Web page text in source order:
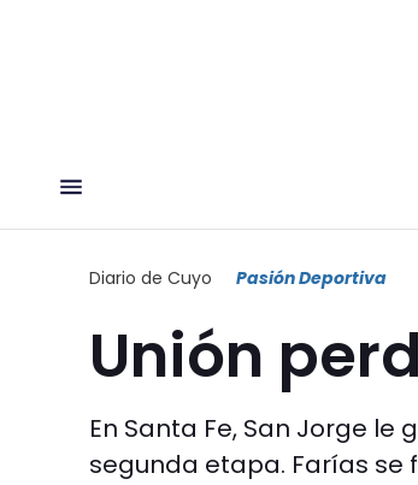
Diario de Cuyo Pasión Deportiva
Unión
En Santa Fe, San Jorge
segunda etapa. Farías se